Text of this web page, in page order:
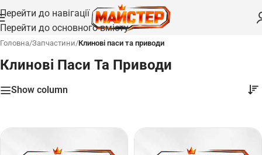
Перейти до навігації
Перейти до основного вмісту
Головна/Запчастини/Клинові паси та приводи
Клинові Паси Та Приводи
Show column